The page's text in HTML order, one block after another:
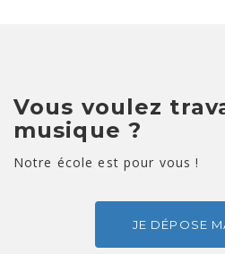
Vous voulez
musique ?
Notre école est pour vous !
JE DÉPOSE